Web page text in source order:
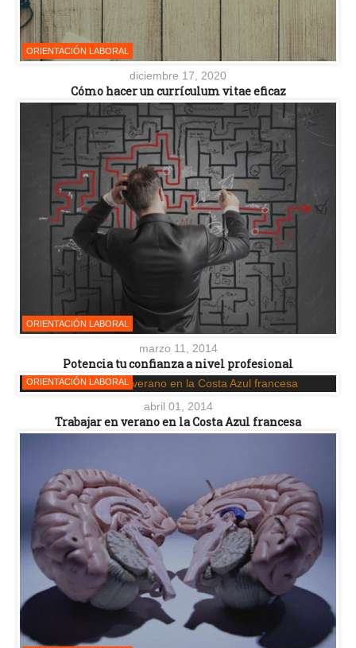
ORIENTACIÓN LABORAL
diciembre 17, 2020
Cómo hacer un currículum vitae eficaz
ORIENTACIÓN LABORAL
marzo 11, 2014
Potencia tu confianza a nivel profesional
ORIENTACIÓN LABORAL
abril 01, 2014
Trabajar en verano en la Costa Azul francesa